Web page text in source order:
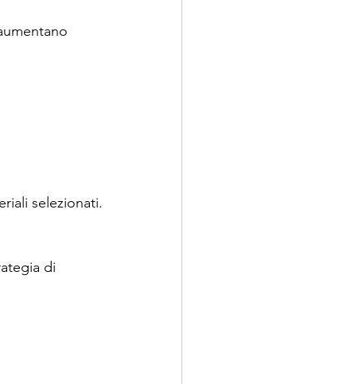
selezionati.
di